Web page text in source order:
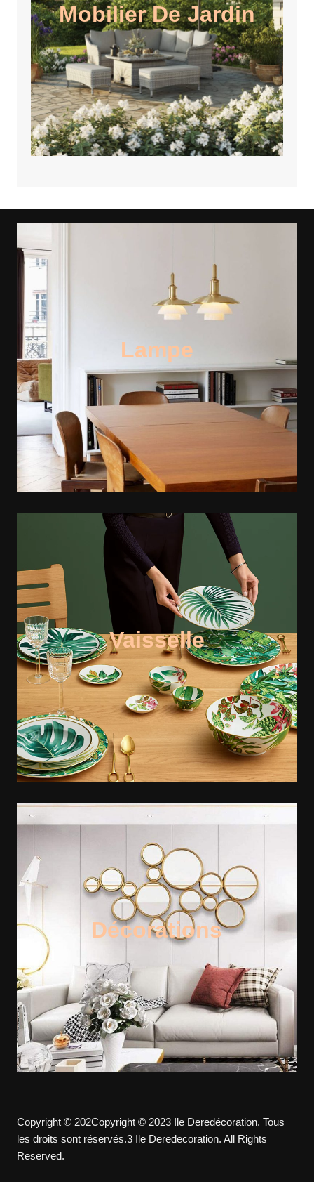
Mobilier De Jardin
Lampe
Vaisselle
Décorations
Copyright © 202Copyright © 2023 Ile Deredécoration. Tous
les droits sont réservés.3 Ile Deredecoration. All Rights
Reserved.